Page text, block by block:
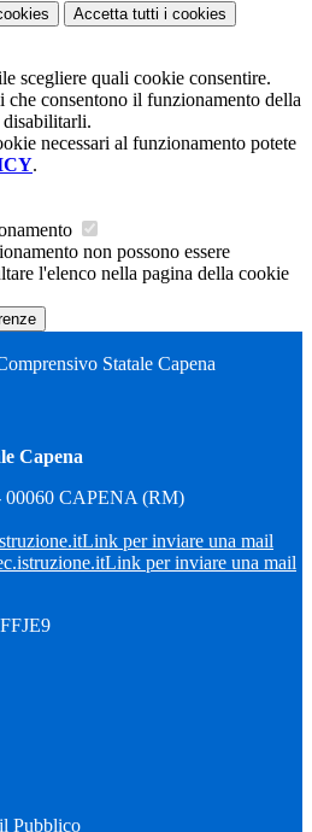
Accetta tutti i cookies
scegliere quali cookie consentire.
che consentono il funzionamento della
disabilitarli.
necessari al funzionamento potete
.
non possono essere
l'elenco nella pagina della cookie
Statale Capena
Capena
00060 CAPENA (RM)
Link per inviare una mail
Link per inviare una mail
Pubblico